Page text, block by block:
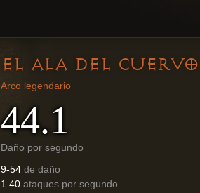
EL ALA DEL CUERVO
Arco legendario
44.1
Daño por segundo
9-54 de daño
1.40 ataques por segundo